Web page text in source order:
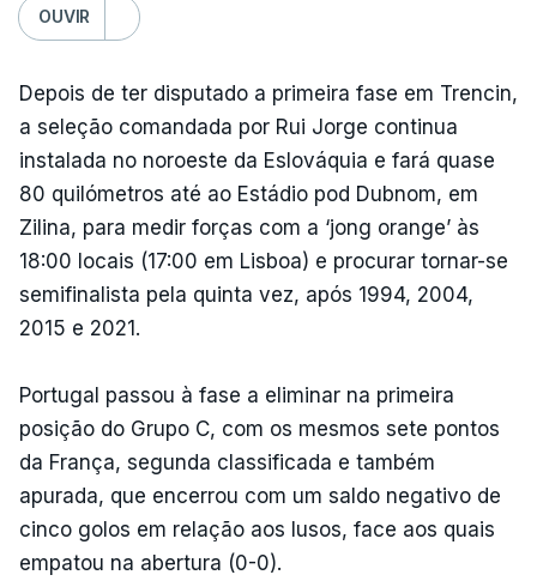
OUVIR
Depois de ter disputado a primeira fase em Trencin,
a seleção comandada por Rui Jorge continua
instalada no noroeste da Eslováquia e fará quase
80 quilómetros até ao Estádio pod Dubnom, em
Zilina, para medir forças com a ‘jong orange’ às
18:00 locais (17:00 em Lisboa) e procurar tornar-se
semifinalista pela quinta vez, após 1994, 2004,
2015 e 2021.
Portugal passou à fase a eliminar na primeira
posição do Grupo C, com os mesmos sete pontos
da França, segunda classificada e também
apurada, que encerrou com um saldo negativo de
cinco golos em relação aos lusos, face aos quais
empatou na abertura (0-0).